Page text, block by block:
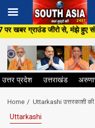
Skip
to
content
से, मंझे हुए
उत्तर प्रदेश उत्तराखंड
Home Uttarkashi उत्तरकाशी की
Uttarkashi